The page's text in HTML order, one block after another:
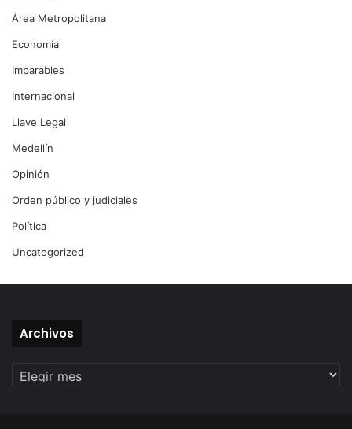
Área Metropolitana
Economía
Imparables
Internacional
Llave Legal
Medellín
Opinión
Orden público y judiciales
Política
Uncategorized
Archivos